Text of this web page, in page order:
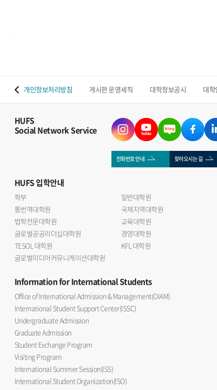
.
개인정보처리방침 게시판 운영세칙 대학정보공시 대
HUFS
Social Network Service
전화번호 안내 찾아오시는 길
HUFS입학안내
학부
일반대학원
통번역대학원
국제지역대학원
법학전문대학원
교육대학원
글로벌공공리더십대학원
경영대학원
TESOL 대학원
KFL 대학원
글로벌미디어커뮤니케이션대학원
Informationfor International Students
Office of International Admission & Management(OIAM)
International Student Support Center(ISSC)
Undergraduate Admission
Graduate Admission
Student Exchange Program
Visiting Program
International Summer Session(ISS)
International Student Organization(ISO)